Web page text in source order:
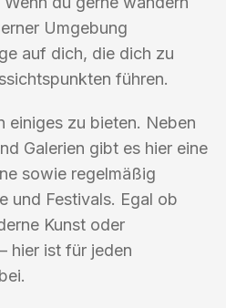
Umgebung
auf dich, die dich zu
führen.
einiges zu bieten. Neben
Galerien gibt es hier eine
sowie regelmäßig
und Festivals. Egal ob
Kunst oder
hier ist für jeden